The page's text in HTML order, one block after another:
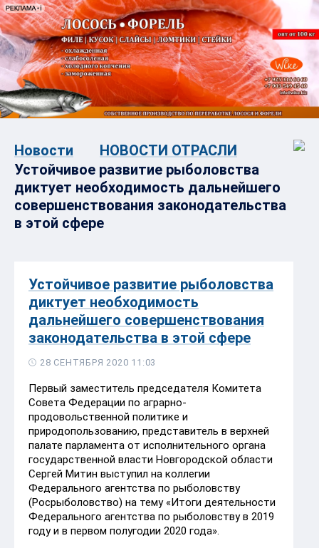
Новости
НОВОСТИ ОТРАСЛИ
Устойчивое развитие рыболовства
диктует необходимость дальнейшего
совершенствования законодательства
в этой сфере
Устойчивое развитие рыболовства
диктует необходимость
дальнейшего совершенствования
законодательства в этой сфере
28 СЕНТЯБРЯ 2020 11:03
Первый заместитель председателя Комитета
Совета Федерации по аграрно-
продовольственной политике и
природопользованию, представитель в верхней
палате парламента от исполнительного органа
государственной власти Новгородской области
Сергей Митин выступил на коллегии
Федерального агентства по рыболовству
(Росрыболовство) на тему «Итоги деятельности
Федерального агентства по рыболовству в 2019
году и в первом полугодии 2020 года».